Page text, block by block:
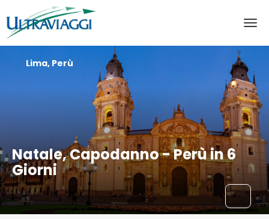
Natale, Capodanno - Perù in 6
Giorni
Lima, Perù